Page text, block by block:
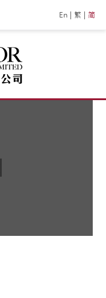
En 繁 简